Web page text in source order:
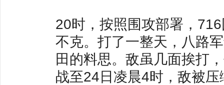
20时，按照围攻部署，
不克。打了一整天，八路
田的料思。敌虽几面挨打
战至24日凌晨4时，敌被